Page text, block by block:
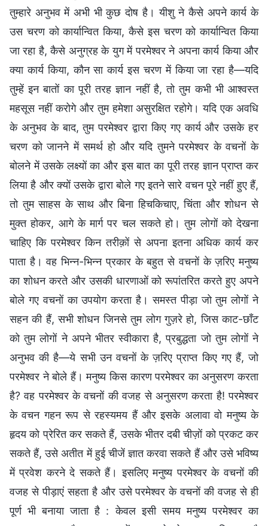
तुम्हारे अनुभव में अभी भी कुछ दोष है। यीशु ने कैसे अपने कार्य के
उस चरण को कार्यान्वित किया, कैसे इस चरण को कार्यान्वित किया
जा रहा है, कैसे अनुग्रह के युग में परमेश्वर ने अपना कार्य किया और
क्या कार्य किया, कौन सा कार्य इस चरण में किया जा रहा है—यदि
तुम्हें इन बातों का पूरी तरह ज्ञान नहीं है, तो तुम कभी भी आश्वस्त
महसूस नहीं करोगे और तुम हमेशा असुरक्षित रहोगे। यदि एक अवधि
के अनुभव के बाद, तुम परमेश्वर द्वारा किए गए कार्य और उसके हर
चरण को जानने में समर्थ हो और यदि तुमने परमेश्वर के वचनों के
बोलने में उसके लक्ष्यों का और इस बात का पूरी तरह ज्ञान प्राप्त कर
लिया है और क्यों उसके द्वारा बोले गए इतने सारे वचन पूरे नहीं हुए हैं,
तो तुम साहस के साथ और बिना हिचकिचाए, चिंता और शोधन से
मुक्त होकर, आगे के मार्ग पर चल सकते हो। तुम लोगों को देखना
चाहिए कि परमेश्वर किन तरीक़ों से अपना इतना अधिक कार्य कर
पाता है। वह भिन्न-भिन्न प्रकार के बहुत से वचनों के ज़रिए मनुष्य
का शोधन करते और उसकी धारणाओं को रूपांतरित करते हुए अपने
बोले गए वचनों का उपयोग करता है। समस्त पीड़ा जो तुम लोगों ने
सहन की हैं, सभी शोधन जिनसे तुम लोग गुज़रे हो, जिस काट-छाँट
को तुम लोगों ने अपने भीतर स्वीकारा है, प्रबुद्धता जो तुम लोगों ने
अनुभव की है—ये सभी उन वचनों के ज़रिए प्राप्त किए गए हैं, जो
परमेश्वर ने बोले हैं। मनुष्य किस कारण परमेश्वर का अनुसरण करता
है? वह परमेश्वर के वचनों की वजह से अनुसरण करता है! परमेश्वर
के वचन गहन रूप से रहस्यमय हैं और इसके अलावा वो मनुष्य के
हृदय को प्रेरित कर सकते हैं, उसके भीतर दबी चीज़ों को प्रकट कर
सकते हैं, उसे अतीत में हुई चीजें ज्ञात करवा सकते हैं और उसे भविष्य
में प्रवेश करने दे सकते हैं। इसलिए मनुष्य परमेश्वर के वचनों की
वजह से पीड़ाएं सहता है और उसे परमेश्वर के वचनों की वजह से ही
पूर्ण भी बनाया जाता है : केवल इसी समय मनुष्य परमेश्वर का